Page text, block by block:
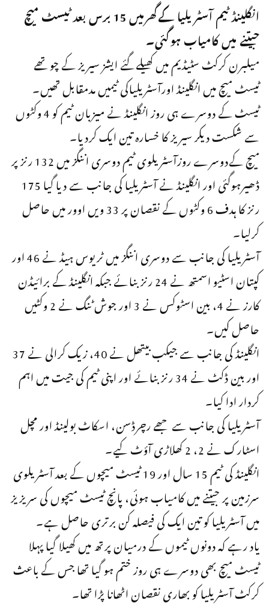
انگلینڈ ٹیم آسٹریلیا کےگھرمیں 15 برس بعد ٹیسٹ میچ
جیتنے میں کامیاب ہوگئی۔
میلبرن کرکٹ سٹیڈیم میں کھیلےگئے ایشز سیریز کے چوتھے
ٹیسٹ میچ میں انگلینڈ اورآسٹریلیاکی ٹیمیں مدمقابل تھیں۔
ٹیسٹ کے دوسرے ہی روز انگلینڈ نے میزبان ٹیم کو 4 وکٹوں
سے شکست دیکر سیریز کا خسارہ تین ایک کردیا۔
میچ کےدوسرے روزآسٹریلوی ٹیم دوسری اننگز میں 132 رنز پر
ڈھیرہوگئی اور انگلینڈ نے آسٹریلیا کی جانب سے دیا گیا 175
رنز کا ہدف 6 وکٹوں کے نقصان پر 33 ویں اوور میں حاصل
کرلیا۔
آسٹریلیا کی جانب سے دوسری اننگز میں ٹریوس ہیڈ نے 46 اور
کپتان اسٹیو اسمتھ نے 24 رنز بنائے جبکہ انگلینڈ کے برائیڈن
کارز نے 4، بین اسٹوکس نے 3 اور جوش ٹنگ نے 2 وکٹیں
حاصل کیں۔
انگلینڈ کی جانب سے جیکب بیتھل نے 40، زیک کرالی نے 37
اور بین ڈکٹ نے 34 رنز بنائے اور اپنی ٹیم کی جیت میں اہم
کردار ادا کیا۔
آسٹریلیا کی جانب سے جھے رچرڈسن، اسکاٹ بولینڈ اور مچل
اسٹارک نے 2، 2 کھلاڑی آؤٹ کیے۔
انگلینڈ کی ٹیم 15 سال اور 19 ٹیسٹ میچوں کے بعد آسٹریلوی
سرزمین پر جیتنے میں کامیاب ہوئی، پانچ ٹیسٹ میچوں کی سریزیز
میں آسٹریلیا کو تین ایک کی فیصلہ کن برتری حاصل ہے۔
یاد رہے کہ دونوں ٹیموں کے درمیان پرتھ میں کھیلا گیا پہلا
ٹیسٹ میچ بھی دوسرے ہی روز ختم ہو گیا تھا جس کے باعث
کرکٹ آسٹریلیا کو بھاری نقصان اٹھانا پڑا تھا۔